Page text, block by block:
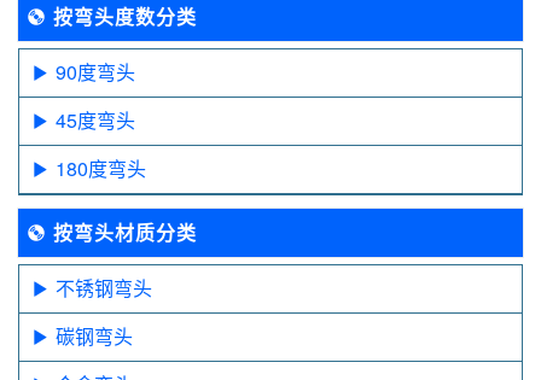
按弯头度数分类
90度弯头
45度弯头
180度弯头
按弯头材质分类
不锈钢弯头
碳钢弯头